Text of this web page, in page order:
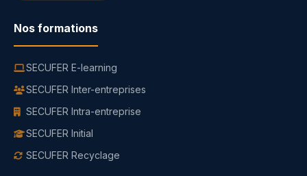
Nos formations
SECUFER E-learning
SECUFER Inter-entreprises
SECUFER Intra-entreprise
SECUFER Initial
SECUFER Recyclage